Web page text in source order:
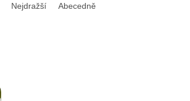
Nejdražší Abecedně